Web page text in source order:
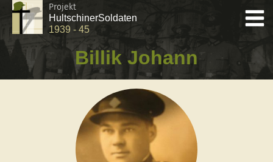
Projekt
HultschinerSoldaten
1939 - 45
Billik Johann